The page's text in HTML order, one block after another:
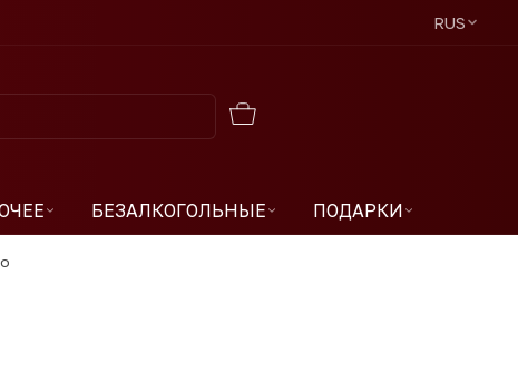
RUS
БЕЗАЛКОГОЛЬНЫЕ ПОДАРКИ